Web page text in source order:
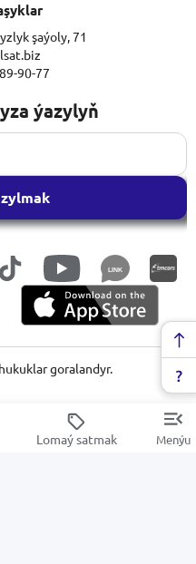
şaýoly, 71
90-77
ýazylyň
LINK
goralandyr.
Lomaý satmak Menýu